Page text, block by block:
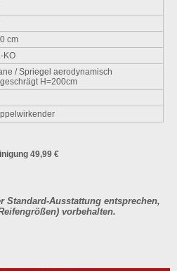
cm
KO
/ Spriegel aerodynamisch
H=200cm
49,99 €
Ausstattung entsprechen,
vorbehalten.